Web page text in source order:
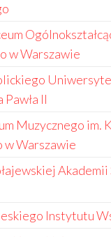
w Warszawie
II
Muzycznego im.
w Warszawie
Akademii
Instytutu